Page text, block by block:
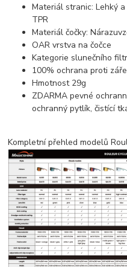
Materiál stranic: Lehký
TPR
Materiál čočky:
OAR vrstva na čočce
Kategorie slunečního
100% ochrana proti
Hmotnost 29g
ZDARMA pevné
ochranný pytlík, čistící
Kompletní přehled modelů